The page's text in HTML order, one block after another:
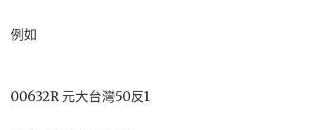
例如
00632R 元大台灣50反1